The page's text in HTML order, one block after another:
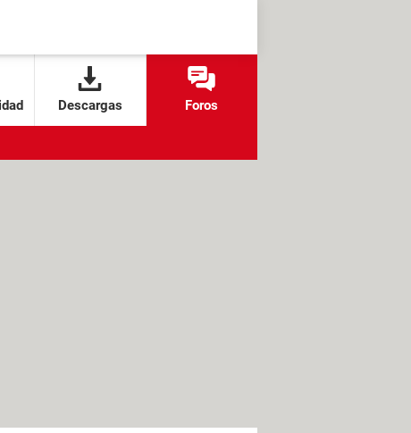
Descargas Foros